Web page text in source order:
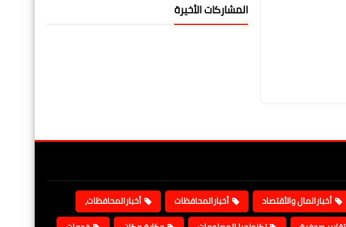
المشاركات الأخيرة
أخبارالمال والأقتصاد أخبارالمحافظات
أخبارالمحافظات،